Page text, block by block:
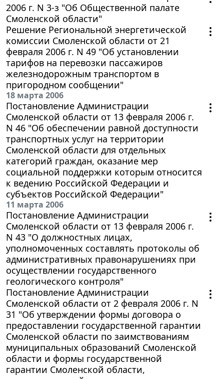
2006 г. N 3-з "Об Общественной палате
Смоленской области"
Решение Региональной энергетической
комиссии Смоленской области от 21
февраля 2006 г. N 49 "Об установлении
тарифов на перевозки пассажиров
железнодорожным транспортом в
пригородном сообщении"
18 марта 2006
Постановление Администрации
Смоленской области от 13 февраля 2006 г.
N 46 "Об обеспечении равной доступности
транспортных услуг на территории
Смоленской области для отдельных
категорий граждан, оказание мер
социальной поддержки которым относится
к ведению Российской Федерации и
субъектов Российской Федерации"
11 марта 2006
Постановление Администрации
Смоленской области от 13 февраля 2006 г.
N 43 "О должностных лицах,
уполномоченных составлять протоколы об
административных правонарушениях при
осуществлении государственного
геологического контроля"
Постановление Администрации
Смоленской области от 2 февраля 2006 г. N
31 "Об утверждении формы договора о
предоставлении государственной гарантии
Смоленской области по заимствованиям
муниципальных образований Смоленской
области и формы государственной
гарантии Смоленской области,